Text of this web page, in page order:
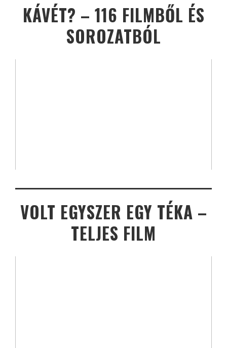
KÁVÉT? – 116 FILMBŐL ÉS
SOROZATBÓL
VOLT EGYSZER EGY TÉKA –
TELJES FILM